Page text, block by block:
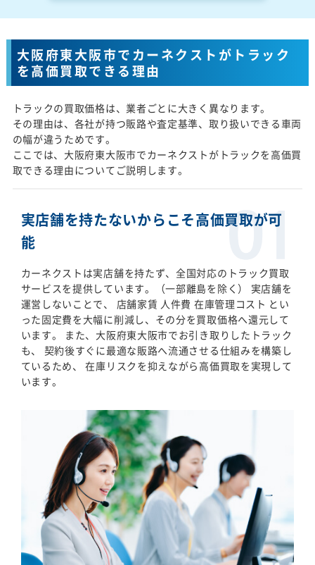
大阪府東大阪市でカーネクストがトラック
を高価買取できる理由
トラックの買取価格は、業者ごとに大きく異なります。
その理由は、各社が持つ販路や査定基準、取り扱いできる車両
の幅が違うためです。
ここでは、大阪府東大阪市でカーネクストがトラックを高価買
取できる理由についてご説明します。
実店舗を持たないからこそ高価買取が可
能
カーネクストは実店舗を持たず、全国対応のトラック買取
サービスを提供しています。（一部離島を除く） 実店舗を
運営しないことで、 店舗家賃 人件費 在庫管理コスト とい
った固定費を大幅に削減し、その分を買取価格へ還元して
います。 また、大阪府東大阪市でお引き取りしたトラック
も、 契約後すぐに最適な販路へ流通させる仕組みを構築し
ているため、 在庫リスクを抑えながら高価買取を実現して
います。